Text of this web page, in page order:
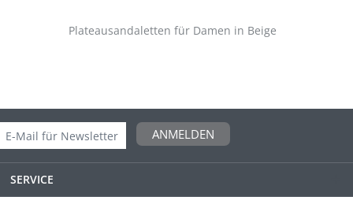
Plateausandaletten für Damen in Beige
ANMELDEN
SERVICE